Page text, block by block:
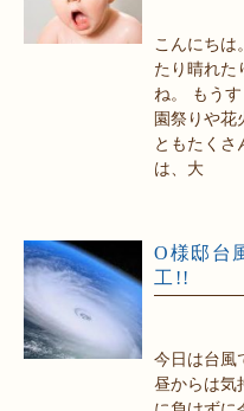
こんにちは
たり晴れた
ね。 もう
園祭りや花
ともたくさ
は、大
O様邸台
工!!
今日は台風
昼からは気